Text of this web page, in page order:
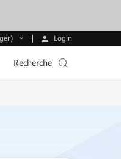
Login
Recherche